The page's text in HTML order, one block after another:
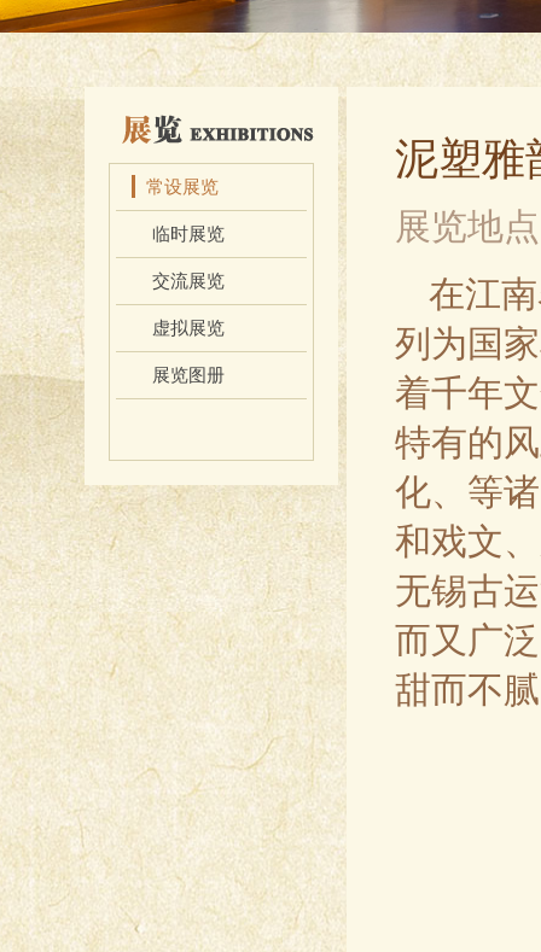
常设展览
临时展览
交流展览
虚拟展览
展览图册
泥塑
展览地
在江
列为国
着千年
特有的
化、等
和戏文
无锡古
而又广
甜而不